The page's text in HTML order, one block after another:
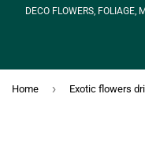
DECO FLOWERS, FOLIAGE,
Home › Exotic flowers